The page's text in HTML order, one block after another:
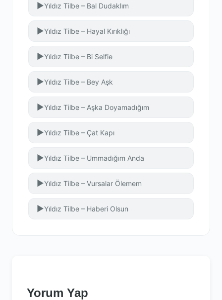
▶Yıldız Tilbe – Bal Dudaklım
▶Yıldız Tilbe – Hayal Kırıklığı
▶Yıldız Tilbe – Bi Selfie
▶Yıldız Tilbe – Bey Aşk
▶Yıldız Tilbe – Aşka Doyamadığım
▶Yıldız Tilbe – Çat Kapı
▶Yıldız Tilbe – Ummadığım Anda
▶Yıldız Tilbe – Vursalar Ölemem
▶Yıldız Tilbe – Haberi Olsun
Yorum Yap